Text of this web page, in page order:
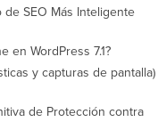
de SEO Más Inteligente
en WordPress 7.1?
y capturas de pantalla)
de Protección contra